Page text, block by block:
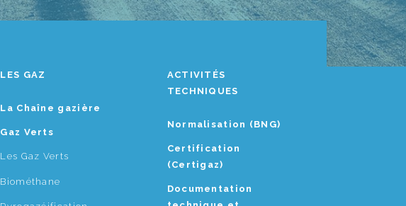
LES GAZ
La Chaîne gazière
Gaz Verts
Les Gaz Verts
Biométhane
ACTIVITÉS
TECHNIQUES
Normalisation (BNG)
Certification
(Certigaz)
Documentation